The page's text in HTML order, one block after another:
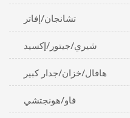
تشانجان/إفاتر
شيري/جيتور/إكسيد
هافال/خزان/جدار كبير
فاو/هونجتشي